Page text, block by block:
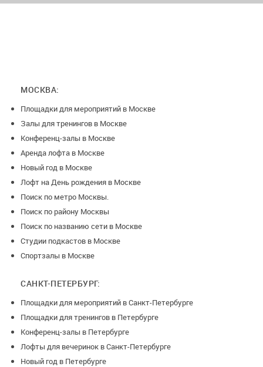
МОСКВА:
Площадки для мероприятий в Москве
Залы для тренингов в Москве
Конференц-залы в Москве
Аренда лофта в Москве
Новый год в Москве
Лофт на День рождения в Москве
Поиск по метро Москвы.
Поиск по району Москвы
Поиск по названию сети в Москве
Студии подкастов в Москве
Спортзалы в Москве
САНКТ-ПЕТЕРБУРГ:
Площадки для мероприятий в Санкт-Петербурге
Площадки для тренингов в Петербурге
Конференц-залы в Петербурге
Лофты для вечеринок в Санкт-Петербурге
Новый год в Петербурге